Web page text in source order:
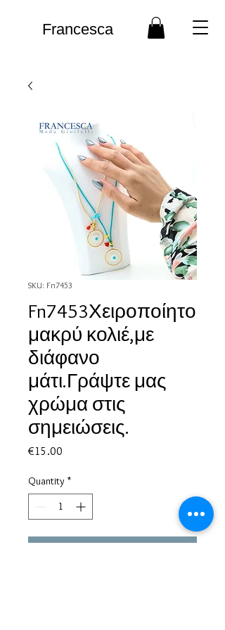
Francesca
SKU: Fn7453
Fn7453Χειροποίητο
μακρύ κολιέ,με
διάφανο
μάτι.Γράψτε μας
χρώμα στις
σημειώσεις.
€15.00
Quantity *